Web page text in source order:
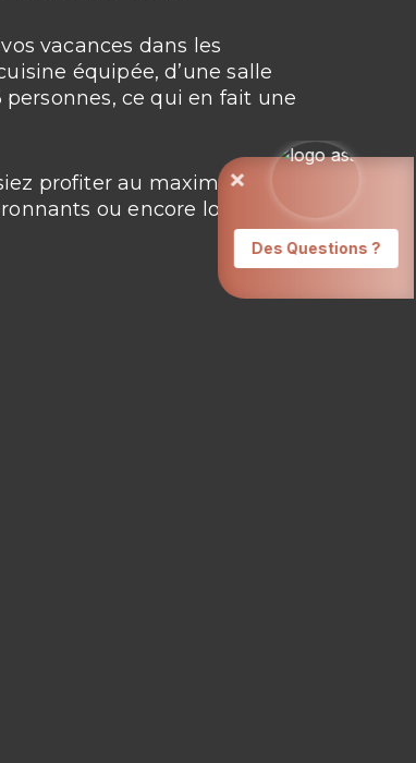
vacances dans les
équipée, d’une salle
ce qui en fait une
profiter au maximum de
ou encore louer des